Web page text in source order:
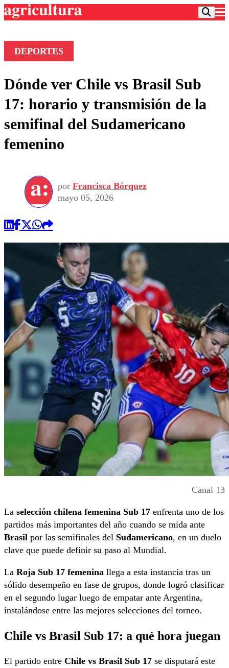
Frecuencias
Agricultura TV
Deportes
Colo Colo
Motor
Torneo Internacional
Torneo Nacional
Entretención
Internacional
Nacional
Vida Social
Programas
Comercial
DEPORTES
Dónde ver Chile vs Brasil Sub
17: horario y transmisión de la
semifinal del Sudamericano
femenino
por Francisca Bórquez
mayo 05, 2026
Canal 13
La selección chilena femenina Sub 17 enfrenta uno de los
partidos más importantes del año cuando se mida ante
Brasil por las semifinales del Sudamericano, en un duelo
clave que puede definir su paso al Mundial.
La Roja Sub 17 femenina llega a esta instancia tras un
sólido desempeño en fase de grupos, donde logró clasificar
en el segundo lugar luego de empatar ante Argentina,
instalándose entre las mejores selecciones del torneo.
Chile vs Brasil Sub 17: a qué hora juegan
El partido entre Chile vs Brasil Sub 17 se disputará este